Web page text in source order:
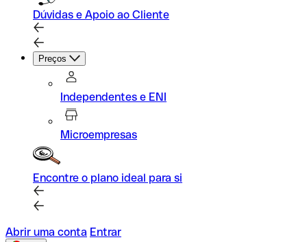
Dúvidas e Apoio ao Cliente
Preços
Independentes e ENI
Microempresas
Encontre o plano ideal para si
Abrir uma conta Entrar